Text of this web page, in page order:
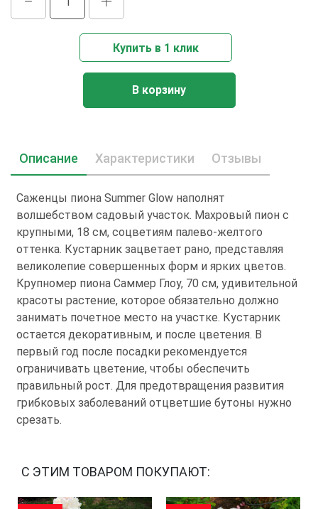
Купить в 1 клик
В корзину
Описание Характеристики Отзывы
Саженцы пиона Summer Glow наполнят
волшебством садовый участок. Махровый пион с
крупными, 18 см, соцветиям палево-желтого
оттенка. Кустарник зацветает рано, представляя
великолепие совершенных форм и ярких цветов.
Крупномер пиона Саммер Глоу, 70 см, удивительной
красоты растение, которое обязательно должно
занимать почетное место на участке. Кустарник
остается декоративным, и после цветения. В
первый год после посадки рекомендуется
ограничивать цветение, чтобы обеспечить
правильный рост. Для предотвращения развития
грибковых заболеваний отцветшие бутоны нужно
срезать.
С ЭТИМ ТОВАРОМ ПОКУПАЮТ: